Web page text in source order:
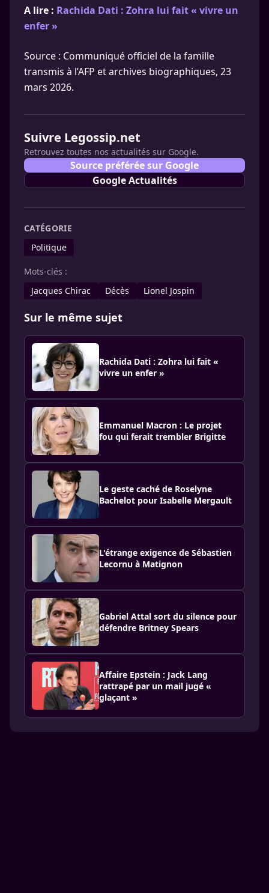
A lire : Rachida Dati : Zohra lui fait « vivre un
enfer »
Source : Communiqué officiel de la famille
transmis à l’AFP et archives biographiques, 23
mars 2026.
Suivre Legossip.net
Retrouvez toutes nos actualités sur Google.
Source préférée sur Google
Google Actualités
CATÉGORIE
Politique
Mots-clés :
Jacques Chirac
Décès Lionel Jospin
Sur le même sujet
Rachida Dati : Zohra lui fait «
vivre un enfer »
Emmanuel Macron : Le projet
fou qui ferait trembler Brigitte
Le geste caché de Roselyne
Bachelot pour Isabelle Mergault
L'étrange exigence de Sébastien
Lecornu à Matignon
Gabriel Attal sort du silence pour
défendre Britney Spears
Affaire Epstein : Jack Lang
rattrapé par un mail jugé «
glaçant »